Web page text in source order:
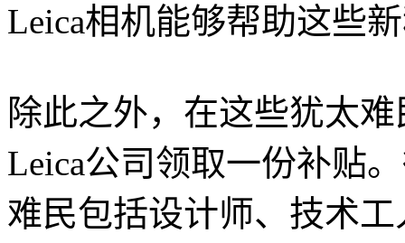
Leica相机能够帮助这些
除此之外，在这些犹太
Leica公司领取一份补贴
难民包括设计师、技术